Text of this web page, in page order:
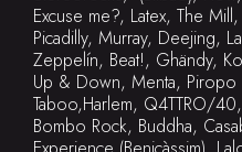
Excuse me?, Latex, The
Picadilly, Murray, Deejing,
Zeppelín, Beat!, Ghändy,
Up & Down, Menta, Piropo
Taboo,Harlem, Q4TTRO/
Bombo Rock, Buddha,